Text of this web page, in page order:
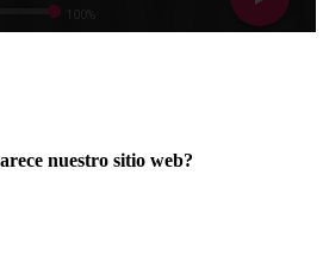
nuestro sitio web?